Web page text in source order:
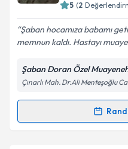
5 (2
Şaban hocamıza babamı
memnun kaldı. Hastayı
Şaban Doran Özel
Çınarlı Mah. Dr.Ali Menteşoğlu
Randevu Takvimi